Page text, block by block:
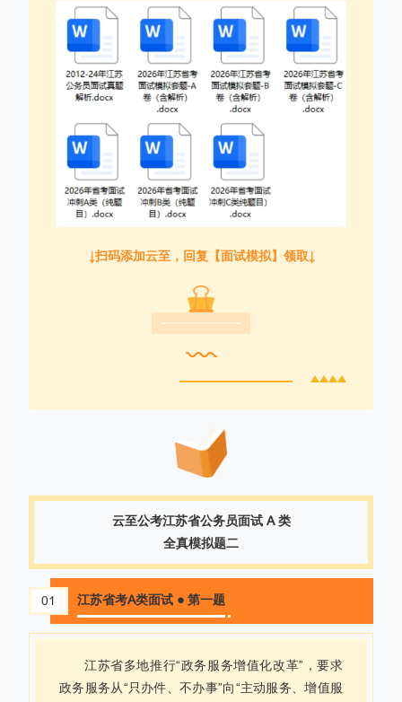
↓扫码添加云至，回复【面试模拟】领取↓
云至公考江苏省公务员面试 A 类
全真模拟题二
01 江苏省考A类面试 ● 第一题
江苏省多地推行“政务服务增值化改革”，要求
政务服务从“只办件、不办事”向“主动服务、增值服